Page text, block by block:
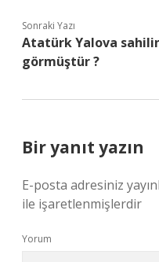
Sonraki Yazı
Atatürk Yalova
görmüştür ?
Bir yanıt yazın
E-posta adresiniz
ile işaretlenmişlerdir
Yorum